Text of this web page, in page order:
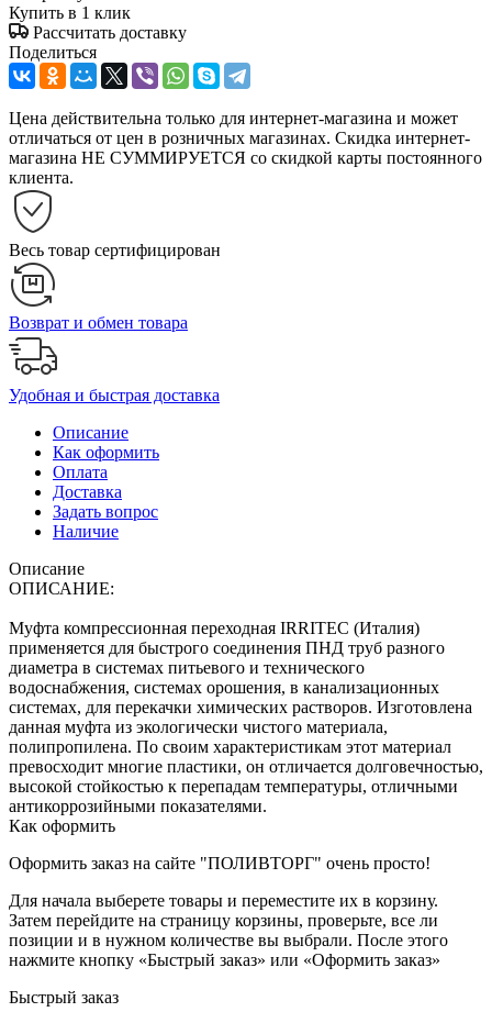
Купить в 1 клик
Рассчитать доставку
Поделиться
Цена действительна только для интернет-магазина и может
отличаться от цен в розничных магазинах. Скидка интернет-
магазина НЕ СУММИРУЕТСЯ со скидкой карты постоянного
клиента.
Весь товар сертифицирован
Возврат и обмен товара
Удобная и быстрая доставка
Описание
Как оформить
Оплата
Доставка
Задать вопрос
Наличие
Описание
ОПИСАНИЕ:
Муфта компрессионная переходная IRRITEC (Италия)
применяется для быстрого соединения ПНД труб разного
диаметра в системах питьевого и технического
водоснабжения, системах орошения, в канализационных
системах, для перекачки химических растворов. Изготовлена
данная муфта из экологически чистого материала,
полипропилена. По своим характеристикам этот материал
превосходит многие пластики, он отличается долговечностью,
высокой стойкостью к перепадам температуры, отличными
антикоррозийными показателями.
Как оформить
Оформить заказ на сайте "ПОЛИВТОРГ" очень просто!
Для начала выберете товары и переместите их в корзину.
Затем перейдите на страницу корзины, проверьте, все ли
позиции и в нужном количестве вы выбрали. После этого
нажмите кнопку «Быстрый заказ» или «Оформить заказ»
Быстрый заказ